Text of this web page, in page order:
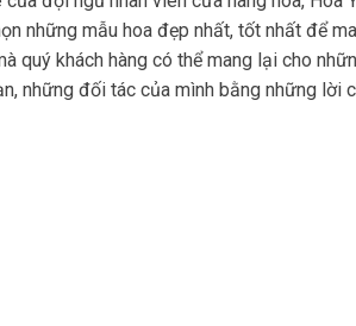
những mẫu hoa đẹp nhất, tốt nhất để
quý khách hàng có thể mang lại cho
những đối tác của mình bằng những lời